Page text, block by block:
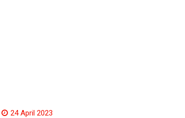
24 April 2023